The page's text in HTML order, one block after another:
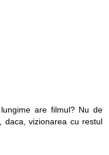
are filmul? Nu de
daca, vizionarea cu restul